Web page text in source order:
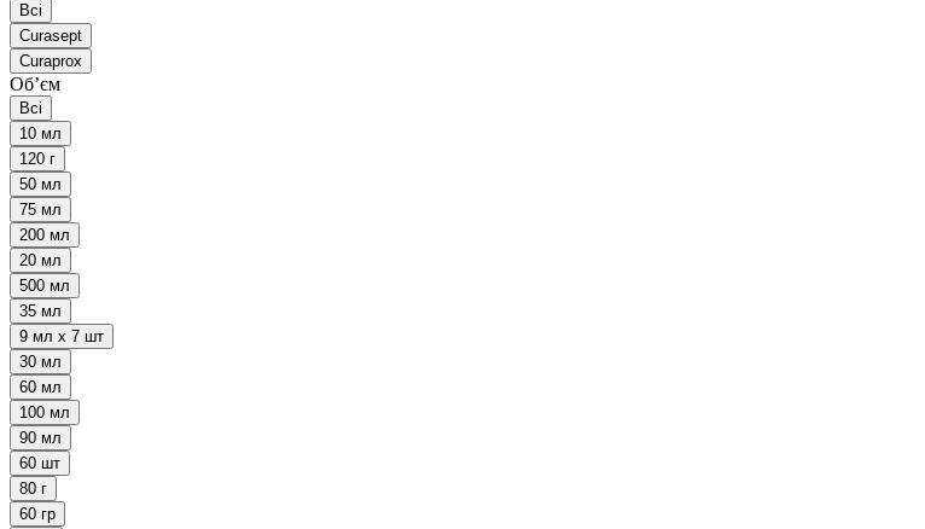
Всі
Curasept
Curaprox
Обʼєм
Всі
10 мл
120 г
50 мл
75 мл
200 мл
20 мл
500 мл
35 мл
9 мл х 7 шт
30 мл
60 мл
100 мл
90 мл
60 шт
80 г
60 гр